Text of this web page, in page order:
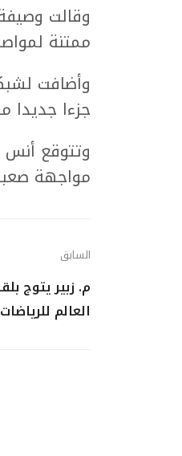
وقالت
ممتنة
وأضافت
جزءا
وتتوقع أنس
مواجهة
السابق
العالم